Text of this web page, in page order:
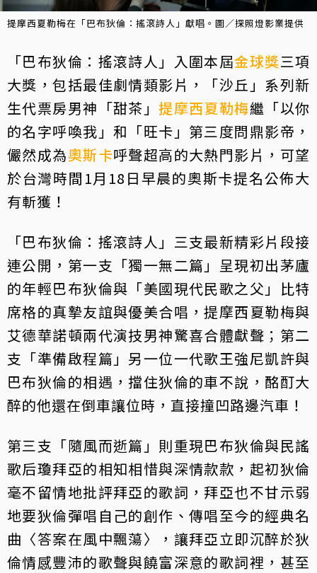
提摩西夏勒梅在「巴布狄倫：搖滾詩人」獻唱。圖／探照燈影業提供
「巴布狄倫：搖滾詩人」入圍本屆金球獎三項
大獎，包括最佳劇情類影片，「沙丘」系列新
生代票房男神「甜茶」提摩西夏勒梅繼「以你
的名字呼喚我」和「旺卡」第三度問鼎影帝，
儼然成為奧斯卡呼聲超高的大熱門影片，可望
於台灣時間1月18日早晨的奧斯卡提名公佈大
有斬獲！
「巴布狄倫：搖滾詩人」三支最新精彩片段接
連公開，第一支「獨一無二篇」呈現初出茅廬
的年輕巴布狄倫與「美國現代民歌之父」比特
席格的真摯友誼與優美合唱，提摩西夏勒梅與
艾德華諾頓兩代演技男神驚喜合體獻聲；第二
支「準備啟程篇」另一位一代歌王強尼凱許與
巴布狄倫的相遇，擋住狄倫的車不說，酩酊大
醉的他還在倒車讓位時，直接撞凹路邊汽車！
第三支「隨風而逝篇」則重現巴布狄倫與民謠
歌后瓊拜亞的相知相惜與深情款款，起初狄倫
毫不留情地批評拜亞的歌詞，拜亞也不甘示弱
地要狄倫彈唱自己的創作、傳唱至今的經典名
曲〈答案在風中飄蕩〉，讓拜亞立即沉醉於狄
倫情感豐沛的歌聲與饒富深意的歌詞裡，甚至